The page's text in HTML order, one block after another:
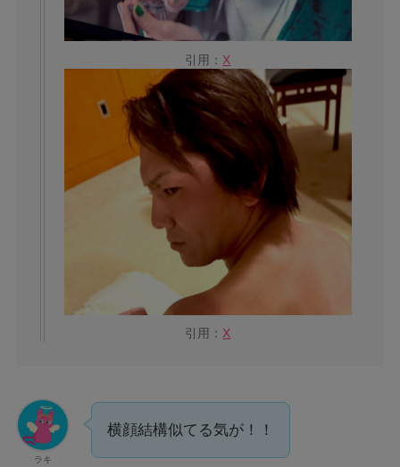
引用： X
引用：X
ラキ
横顔結構似てる気が！！